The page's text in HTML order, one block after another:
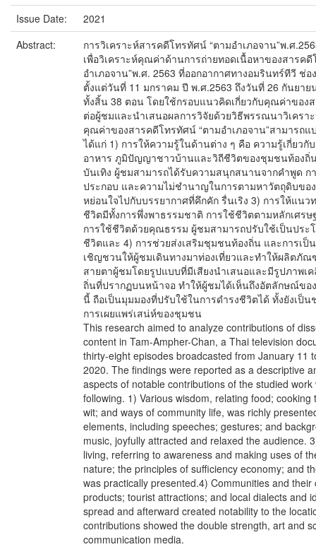
Issue Date:
2021
Abstract:
การวิเคราะห์สารคดีโทรทัศน์ “ตามอำเภอจาน”พ.ศ
เพื่อวิเคราะห์คุณค่าด้านการถ่ายทอดเนื้อหาของสารค
อำเภอจาน”พ.ศ. 2563 ที่ออกอากาศทางอมรินทร์ทีวี ช่อ
ตั้งแต่วันที่ 11 มกราคม ปี พ.ศ.2563 ถึงวันที่ 26 กันยาย
ทั้งสิ้น 38 ตอน โดยใช้กรอบแนวคิดเกี่ยวกับคุณค่าของ
ต่อผู้ชมและนำเสนอผลการวิจัยด้วยวิธีพรรณนาวิเครา
คุณค่าของสารคดีโทรทัศน์ “ตามอำเภอจาน”สามารถแ
ได้แก่ 1) การให้ความรู้ในด้านต่าง ๆ คือ ความรู้เกี่ยวกั
อาหาร ภูมิปัญญาชาวบ้านและวิถีชีวิตของชุมชนท้องถิ่
บันเทิง ผู้ชมสามารถได้รับความสนุกสนานจากคำพูด ก
ประกอบ และความไม่ชำนาญในการตามหาวัตถุดิบขอ
หย่อนใจไปกับบรรยากาศที่คึกคัก รื่นเริง 3) การให้แนว
ชีวิตมีทั้งการพึ่งพาธรรมชาติ การใช้ชีวิตตามหลักเศรษ
การใช้ชีวิตด้วยคุณธรรม ผู้ชมสามารถปรับใช้เป็นประ
ชีวิตและ 4) การช่วยส่งเสริมชุมชนท้องถิ่น และการเป็
เชิญชวนให้ผู้ชมเดินทางมาท่องเที่ยวและทำให้ผลิตภั
สายตาผู้ชมโดยรูปแบบที่มีเสียงนำเสนอและมีรูปภาพเ
ถิ่นที่ปรากฏบนหน้าจอ ทำให้ผู้ชมได้เห็นถึงอัตลักษณ์ขอ
นี้ ถือเป็นมุมมองที่ปรับใช้ในการดำรงชีวิตได้ ทั้งยังเป็
การเผยแพร่เสน่ห์ของชุมชน
This research aimed to analyze contributions of
content in Tam-Ampher-Chan, a Thai television
thirty-eight episodes broadcasted from January 11
2020. The findings were reported as a descriptive
aspects of notable contributions of the studied
following. 1) Various wisdom, relating food; cooking
wit; and ways of community life, was richly
elements, including speeches; gestures; and
music, joyfully attracted and relaxed the audience.
living, referring to awareness and making uses of
nature; the principles of sufficiency economy; and
was practically presented.4) Communities and their
products; tourist attractions; and local dialects and
spread and afterward created notability to the
contributions showed the double strength, art and
communication media.